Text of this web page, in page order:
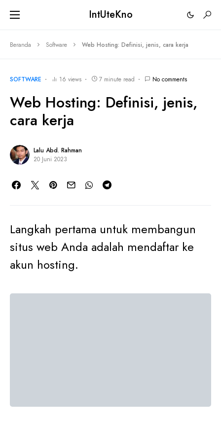
IntUteKno
Beranda Software Web Hosting: Definisi, jenis, cara kerja
SOFTWARE 16 views 7 minute read No comments
Web Hosting: Definisi, jenis,
cara kerja
Lalu Abd. Rahman
20 Juni 2023
Langkah pertama untuk membangun
situs web Anda adalah mendaftar ke
akun hosting.